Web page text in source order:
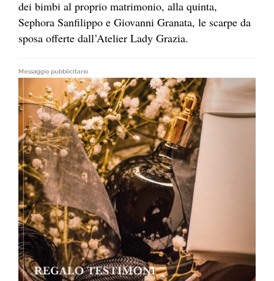
dei bimbi al proprio matrimonio, alla quinta,
Sephora Sanfilippo e Giovanni Granata, le scarpe da
sposa offerte dall’Atelier Lady Grazia.
Messaggio pubblicitario